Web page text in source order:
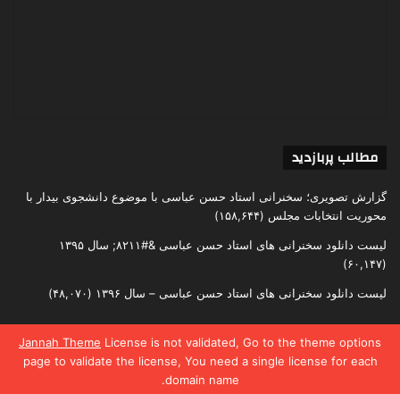
Jannah Theme License is not validated, Go to the theme options
page to validate the license, You need a single license for each
domain name.
مطالب پربازدید
گزارش تصویری؛ سخنرانی استاد حسن عباسی با موضوع دانشجوی بیدار با
محوریت انتخابات مجلس (۱۵۸,۶۴۴)
لیست دانلود سخنرانی های استاد حسن عباسی &#۸۲۱۱; سال ۱۳۹۵
(۶۰,۱۴۷)
لیست دانلود سخنرانی های استاد حسن عباسی – سال ۱۳۹۶ (۴۸,۰۷۰)
تمامی حقوق متعلق به اندیشکده یقین است